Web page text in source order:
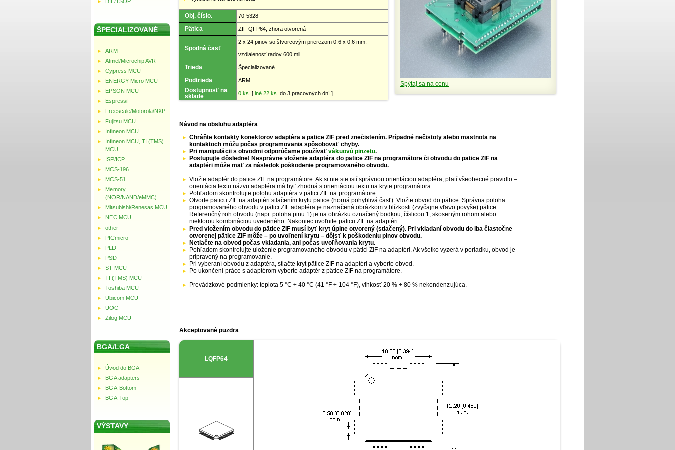
ŠPECIALIZOVANÉ
ARM
Atmel/Microchip AVR
Cypress MCU
ENERGY Micro MCU
EPSON MCU
Espressif
Freescale/Motorola/NXP
Fujitsu MCU
Infineon MCU
Infineon MCU, TI (TMS)
MCU
ISP/ICP
MCS-196
MCS-51
Memory
(NOR/NAND/eMMC)
Mitsubishi/Renesas MCU
NEC MCU
other
PICmicro
PLD
PSD
ST MCU
TI (TMS) MCU
Toshiba MCU
Ubicom MCU
UOC
Zilog MCU
BGA/LGA
Úvod do BGA
BGA adapters
BGA-Bottom
BGA-Top
VÝSTAVY
Obj. číslo. 70-5328
Pätica ZIF QFP64, zhora otvorená
Spodná časť
2 x 24 pinov so štvorcovým prierezom 0,6 x 0,6 mm,
vzdialenosť radov 600 mil
Trieda Špecializované
Podtrieda ARM
Dostupnosť na
sklade
0 ks. [ iné 22 ks. do 3 pracovných dní ]
Spýtaj sa na cenu
Návod na obsluhu adaptéra
Chráňte kontakty konektorov adaptéra a pätice ZIF pred znečistením. Prípadné nečistoty alebo mastnota na
kontaktoch môžu počas programovania spôsobovať chyby.
Pri manipulácii s obvodmi odporúčame používať vákuovú pinzetu.
Postupujte dôsledne! Nesprávne vloženie adaptéra do pätice ZIF na programátore či obvodu do pätice ZIF na
adaptéri môže mať za následok poškodenie programovaného obvodu.
Vložte adaptér do pätice ZIF na programátore. Ak si nie ste istí správnou orientáciou adaptéra, platí všeobecné pravidlo –
orientácia textu názvu adaptéra má byť zhodná s orientáciou textu na kryte programátora.
Pohľadom skontrolujte polohu adaptéra v pätici ZIF na programátore.
Otvorte päticu ZIF na adaptéri stlačením krytu pätice (horná pohyblivá časť). Vložte obvod do pätice. Správna poloha
programovaného obvodu v pätici ZIF adaptéra je naznačená obrázkom v blízkosti (zvyčajne vľavo povyše) pätice.
Referenčný roh obvodu (napr. poloha pinu 1) je na obrázku označený bodkou, číslicou 1, skoseným rohom alebo
niektorou kombináciou uvedeného. Nakoniec uvoľnite päticu ZIF na adaptéri.
Pred vložením obvodu do pätice ZIF musí byť kryt úplne otvorený (stlačený). Pri vkladaní obvodu do iba čiastočne
otvorenej pätice ZIF môže – po uvoľnení krytu – dôjsť k poškodeniu pinov obvodu.
Netlačte na obvod počas vkladania, ani počas uvoľňovania krytu.
Pohľadom skontrolujte uloženie programovaného obvodu v pätici ZIF na adaptéri. Ak všetko vyzerá v poriadku, obvod je
pripravený na programovanie.
Pri vyberaní obvodu z adaptéra, stlačte kryt pätice ZIF na adaptéri a vyberte obvod.
Po ukončení práce s adaptérom vyberte adaptér z pätice ZIF na programátore.
Prevádzkové podmienky: teplota 5 °C ÷ 40 °C (41 °F ÷ 104 °F), vlhkosť 20 % ÷ 80 % nekondenzujúca.
Akceptované puzdra
LQFP64